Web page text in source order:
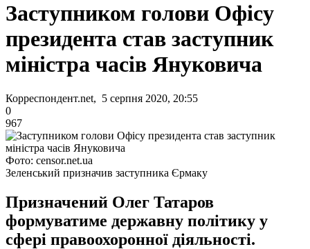
Заступником голови Офісу
президента став заступник
міністра часів Януковича
Корреспондент.net, 5 серпня 2020, 20:55
0
967
Фото: censor.net.ua
Зеленський призначив заступника Єрмаку
Призначений Олег Татаров
формуватиме державну політику у
сфері правоохоронної діяльності.